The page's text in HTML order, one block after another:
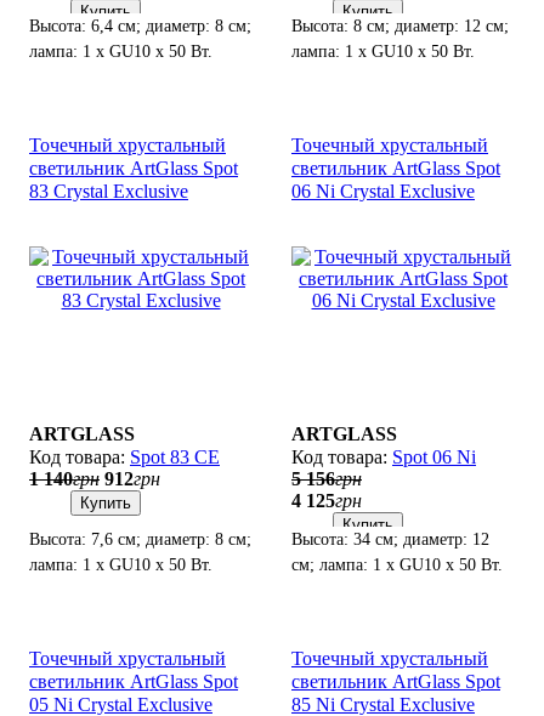
Купить
Высота: 6,4 см; диаметр: 8 см;
лампа: 1 х GU10 х 50 Вт.
Купить
Высота: 8 см; диаметр: 12 см;
лампа: 1 х GU10 х 50 Вт.
Точечный хрустальный
светильник ArtGlass Spot
83 Crystal Exclusive
ARTGLASS
Spot 83 CE
1 140грн 912грн
Купить
Высота: 7,6 см; диаметр: 8 см;
лампа: 1 х GU10 х 50 Вт.
Точечный хрустальный
светильник ArtGlass Spot
06 Ni Crystal Exclusive
ARTGLASS
Spot 06 Ni
5 156грн
4 125грн
Купить
Высота: 34 см; диаметр: 12
см; лампа: 1 х GU10 х 50 Вт.
Точечный хрустальный
светильник ArtGlass Spot
05 Ni Crystal Exclusive
Точечный хрустальный
светильник ArtGlass Spot
85 Ni Crystal Exclusive